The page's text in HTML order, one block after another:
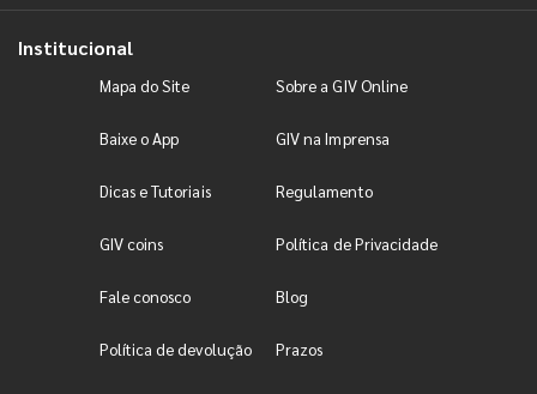
Institucional
Mapa do Site Sobre a GIV Online
Baixe o App GIV na Imprensa
Dicas e Tutoriais Regulamento
GIV coins Política de Privacidade
Fale conosco Blog
Política de devolução Prazos